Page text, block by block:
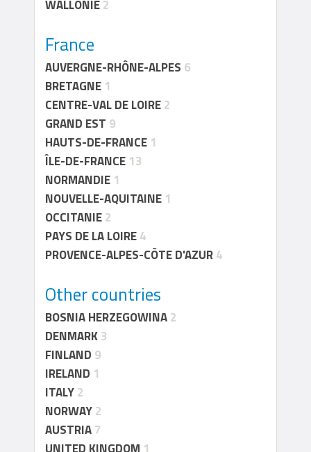
WALLONIE2
France
AUVERGNE-RHÔNE-ALPES 6
BRETAGNE 1
CENTRE-VAL DE LOIRE2
GRAND EST 9
HAUTS-DE-FRANCE 1
ÎLE-DE-FRANCE 13
NORMANDIE 1
NOUVELLE-AQUITAINE 1
OCCITANIE2
PAYS DE LA LOIRE4
PROVENCE-ALPES-CÔTE D'AZUR4
Other countries
BOSNIA HERZEGOWINA2
DENMARK3
FINLAND 9
IRELAND 1
ITALY2
NORWAY2
AUSTRIA7